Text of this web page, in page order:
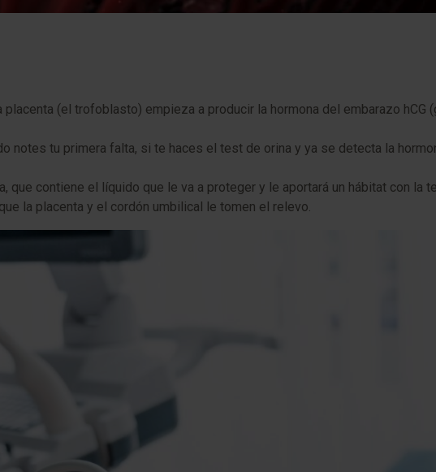
(el trofoblasto) empieza a producir la hormona del embarazo hCG
notes tu primera falta, si te haces el test de orina y ya se detecta la
contiene el líquido que le va a proteger y le aportará un hábitat con la
la placenta y el cordón umbilical le tomen el relevo.